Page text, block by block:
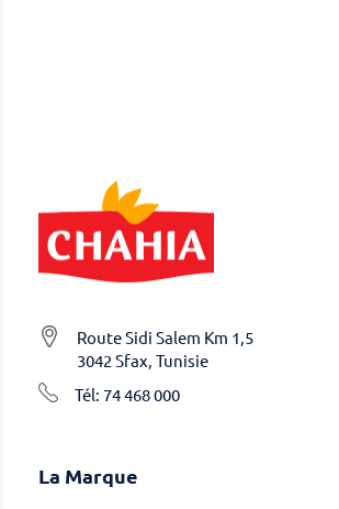
Route Sidi Salem Km 1,5
3042 Sfax, Tunisie
Tél: 74 468 000
La Marque